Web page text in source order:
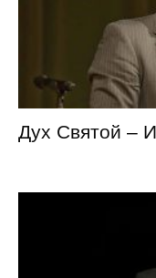
Дух Святой –